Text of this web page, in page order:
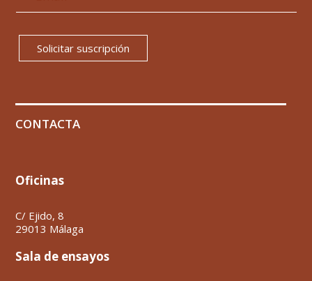
Solicitar suscripción
CONTACTA
Oficinas
C/ Ejido, 8
29013 Málaga
Sala de ensayos